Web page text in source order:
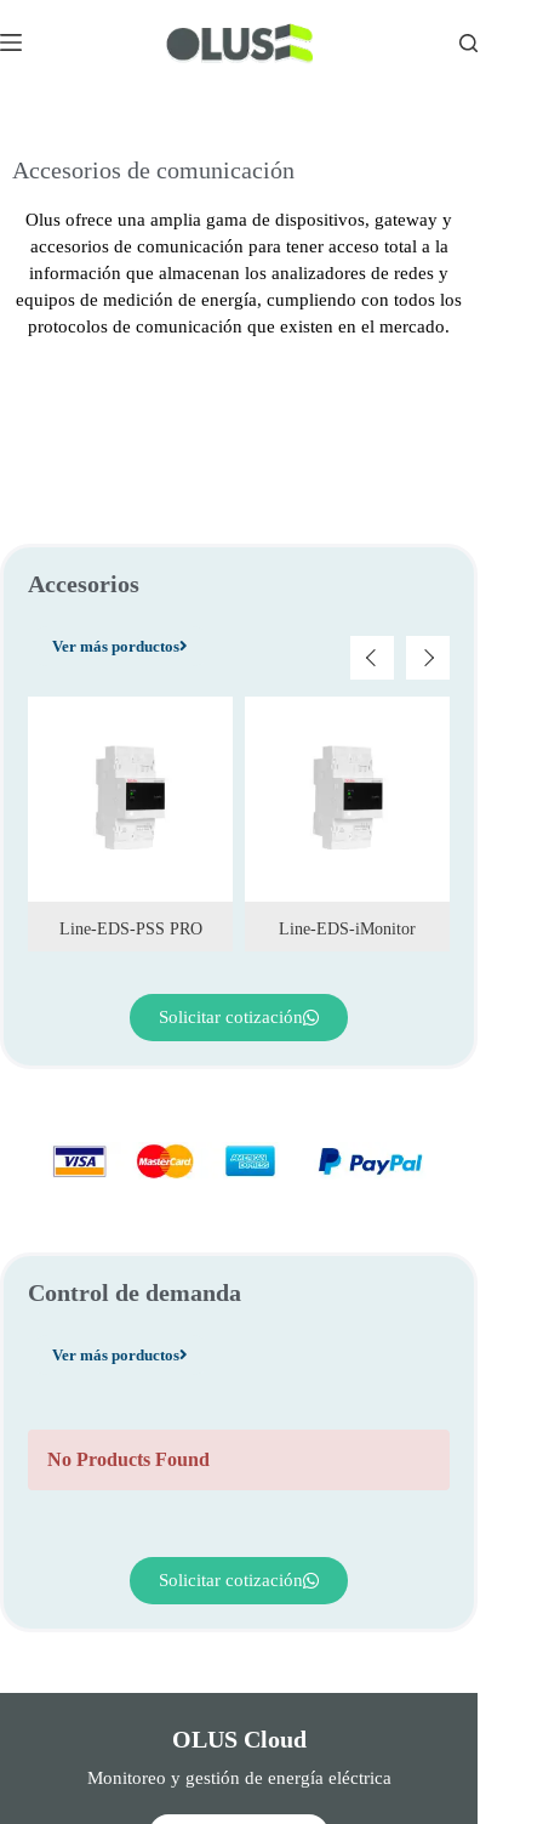
Accesorios de comunicación
Olus ofrece una amplia gama de dispositivos, gateway y
accesorios de comunicación para tener acceso total a la
información que almacenan los analizadores de redes y
equipos de medición de energía, cumpliendo con todos los
protocolos de comunicación que existen en el mercado.
Accesorios
Ver más porductos
Line-EDS-PSS PRO Line-EDS-iMonitor
Solicitar cotización
Control de demanda
Ver más porductos
No Products Found
Solicitar cotización
OLUS Cloud
Monitoreo y gestión de energía eléctrica